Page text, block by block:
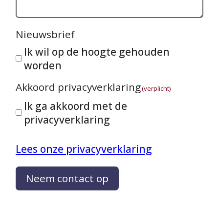
Nieuwsbrief
Ik wil op de hoogte gehouden
worden
Akkoord privacyverklaring(verplicht)
Ik ga akkoord met de
privacyverklaring
Lees onze privacyverklaring
Neem contact op